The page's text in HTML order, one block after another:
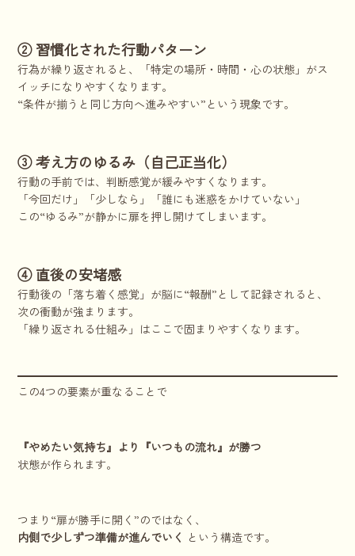
② 習慣化された行動パターン
行為が繰り返されると、「特定の場所・時間・心の状態」がス
イッチになりやすくなります。
“条件が揃うと同じ方向へ進みやすい”という現象です。
③ 考え方のゆるみ（自己正当化）
行動の手前では、判断感覚が緩みやすくなります。
「今回だけ」「少しなら」「誰にも迷惑をかけていない」
この“ゆるみ”が静かに扉を押し開けてしまいます。
④ 直後の安堵感
行動後の「落ち着く感覚」が脳に“報酬”として記録されると、
次の衝動が強まります。
「繰り返される仕組み」はここで固まりやすくなります。
この4つの要素が重なることで
『やめたい気持ち』より『いつもの流れ』が勝つ
状態が作られます。
つまり“扉が勝手に開く”のではなく、
内側で少しずつ準備が進んでいく という構造です。